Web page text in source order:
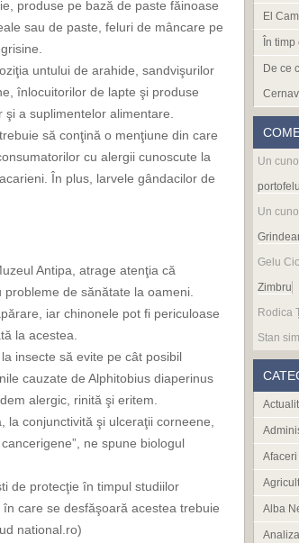
produse pe bază de paste făinoase
sau de paste, feluri de mâncare pe
untului de arahide, sandvişurilor
înlocuitorilor de lapte şi produse
a suplimentelor alimentare.
să conţină o menţiune din care
cu alergii cunoscute la
În plus, larvele gândacilor de
Antipa, atrage atenţia că
de sănătate la oameni.
iar chinonele pot fi periculoase
la acestea.
insecte să evite pe cât posibil
cauzate de Alphitobius diaperinus
alergic, rinită şi eritem.
conjunctivită şi ulceraţii corneene,
ne spune biologul
de protecţie în timpul studiilor
care se desfăşoară acestea trebuie
national.ro)
El
În
De ce
Un
Un
Gelu
Zimbru
Rodica
Stan
Afaceri
Alba
Analiza